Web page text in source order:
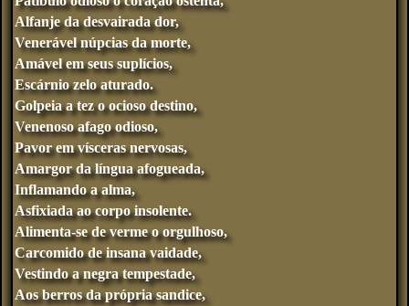
Alfanje da desvairada dor,
Venerável núpcias da morte,
Amável em seus suplícios,
Escárnio zelo aturado.
Golpeia a tez o ocioso destino,
Venenoso afago odioso,
Pavor em vísceras nervosas,
Amargor da língua afogueada,
Inflamando a alma,
Asfixiada ao corpo insolente.
Alimenta-se de verme o orgulhoso,
Carcomido de insana vaidade,
Vestindo a negra tempestade,
Aos berros da própria sandice,